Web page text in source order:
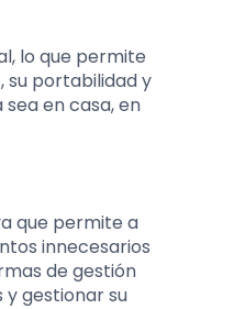
lo que permite
su portabilidad y
en casa, en
que permite a
innecesarios
de gestión
gestionar su